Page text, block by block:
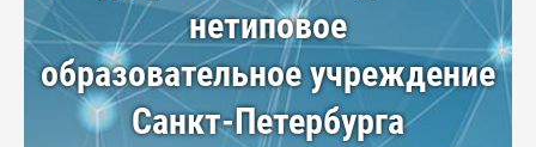
нетиповое
образовательное учреждение
Санкт-Петербурга